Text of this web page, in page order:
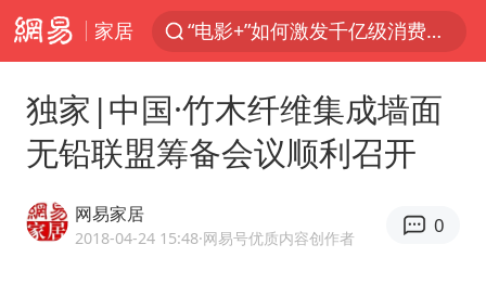
家居
“电影+”如何激发千亿级消费新活力？
泰国校园枪击事件已致8死30余伤
独家|中国·竹木纤维集成墙面
无铅联盟筹备会议顺利召开
网易家居
2018-04-24 15:48·网易号优质内容创作者
0